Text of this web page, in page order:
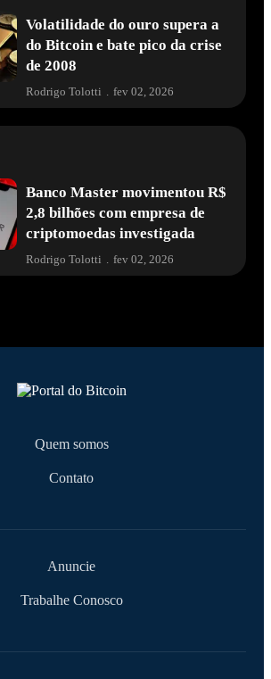
Volatilidade do ouro supera a
do Bitcoin e bate pico da crise
de 2008
Rodrigo Tolotti . fev 02, 2026
Banco Master movimentou R$
2,8 bilhões com empresa de
criptomoedas investigada
Rodrigo Tolotti fev 02, 2026
Quem somos
Contato
Anuncie
Trabalhe Conosco